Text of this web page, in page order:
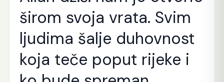
širom svoja vrata. Svim
ljudima šalje duhovnost
koja teče poput rijeke i